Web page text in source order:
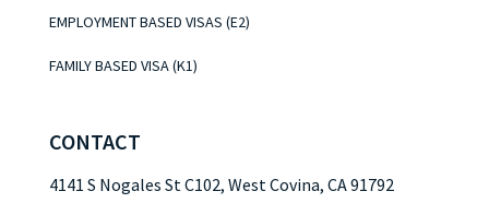
EMPLOYMENT BASED VISAS (E2)
FAMILY BASED VISA (K1)
CONTACT
4141 S Nogales St C102, West Covina, CA 91792